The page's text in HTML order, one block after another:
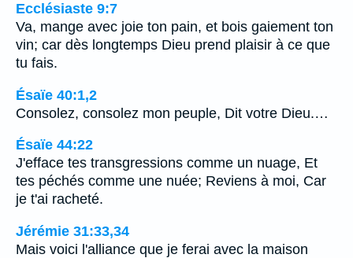
Ecclésiaste 9:7
Va, mange avec joie ton pain, et bois gaiement ton
vin; car dès longtemps Dieu prend plaisir à ce que
tu fais.
Ésaïe 40:1,2
Consolez, consolez mon peuple, Dit votre Dieu.…
Ésaïe 44:22
J'efface tes transgressions comme un nuage, Et
tes péchés comme une nuée; Reviens à moi, Car
je t'ai racheté.
Jérémie 31:33,34
Mais voici l'alliance que je ferai avec la maison